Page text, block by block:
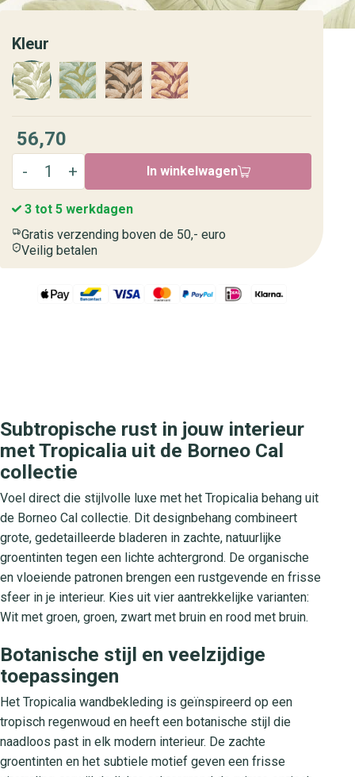
Kleur
56,70
In winkelwagen
3 tot 5 werkdagen
Gratis verzending boven de 50,- euro
Veilig betalen
Subtropische rust in jouw interieur
met Tropicalia uit de Borneo Cal
collectie
Voel direct die stijlvolle luxe met het Tropicalia behang uit
de Borneo Cal collectie. Dit designbehang combineert
grote, gedetailleerde bladeren in zachte, natuurlijke
groentinten tegen een lichte achtergrond. De organische
en vloeiende patronen brengen een rustgevende en frisse
sfeer in je interieur. Kies uit vier aantrekkelijke varianten:
Wit met groen, groen, zwart met bruin en rood met bruin.
Botanische stijl en veelzijdige
toepassingen
Het Tropicalia wandbekleding is geïnspireerd op een
tropisch regenwoud en heeft een botanische stijl die
naadloos past in elk modern interieur. De zachte
groentinten en het subtiele motief geven een frisse